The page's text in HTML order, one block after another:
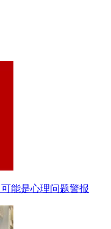
能是心理问题警报